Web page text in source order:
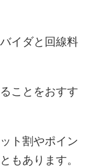
イダと回線料
ことをおすす
ト割やポイン
もあります。